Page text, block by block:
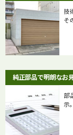
技
そ
純正部品で明朗なお
部
示